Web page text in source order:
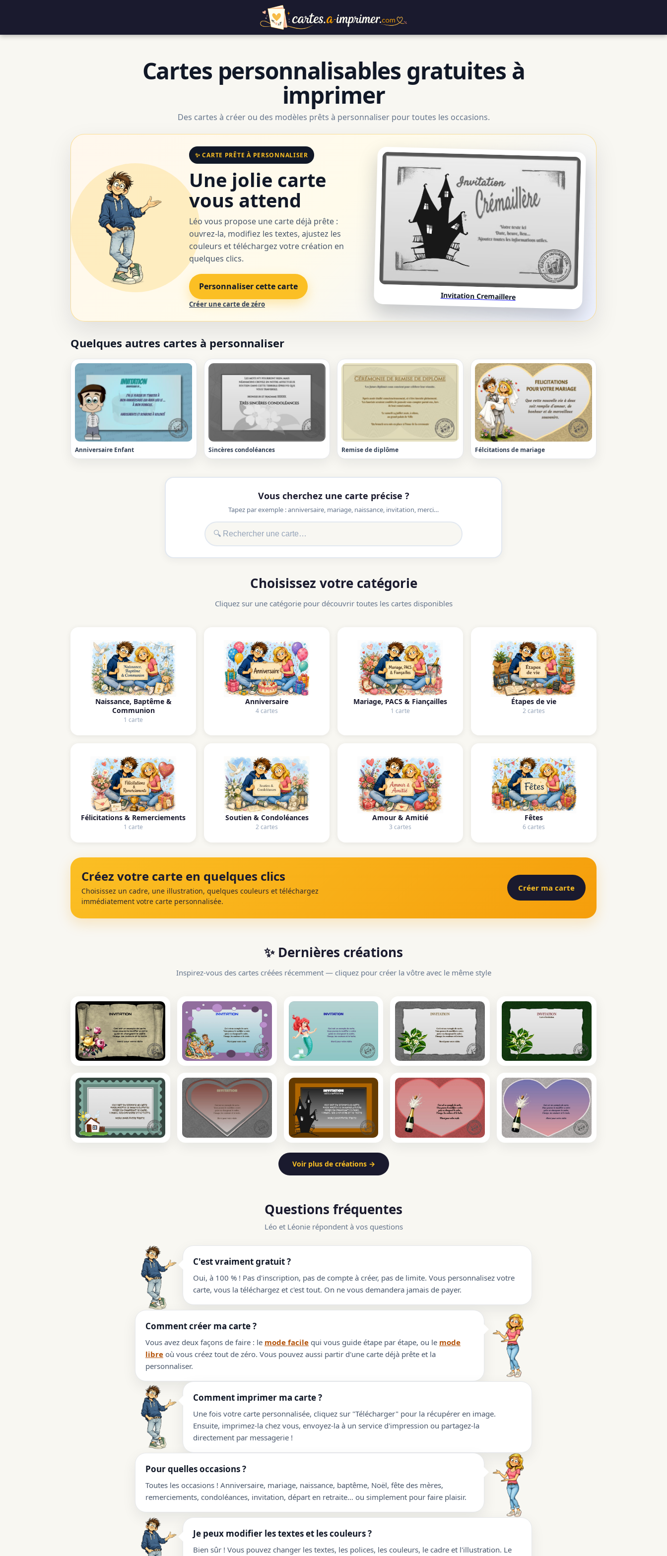
Cartes personnalisables gratuites à
imprimer
Des cartes à créer ou des modèles prêts à personnaliser pour toutes les occasions.
✨ CARTE PRÊTE À PERSONNALISER
Une jolie carte
vous attend
Léo vous propose une carte déjà prête :
ouvrez-la, modifiez les textes, ajustez les
couleurs et téléchargez votre création en
quelques clics.
Personnaliser cette carte
Créer une carte de zéro
Invitation Cremaillere
Quelques autres cartes à personnaliser
Anniversaire Enfant Sincères condoléances Remise de diplôme Félcitations de mariage
Vous cherchez une carte précise ?
Tapez par exemple : anniversaire, mariage, naissance, invitation, merci…
Choisissez votre catégorie
Cliquez sur une catégorie pour découvrir toutes les cartes disponibles
Naissance, Baptême &
Communion
1 carte
Anniversaire
4 cartes
Mariage, PACS & Fiançailles
1 carte
Étapes de vie
2 cartes
Félicitations & Remerciements
1 carte
Soutien & Condoléances
2 cartes
Amour & Amitié
3 cartes
Fêtes
6 cartes
Créez votre carte en quelques clics
Choisissez un cadre, une illustration, quelques couleurs et téléchargez
immédiatement votre carte personnalisée.
Créer ma carte
✨ Dernières créations
Inspirez-vous des cartes créées récemment — cliquez pour créer la vôtre avec le même style
Voir plus de créations →
Questions fréquentes
Léo et Léonie répondent à vos questions
C'est vraiment gratuit ?
Oui, à 100 % ! Pas d'inscription, pas de compte à créer, pas de limite. Vous personnalisez votre
carte, vous la téléchargez et c'est tout. On ne vous demandera jamais de payer.
Comment créer ma carte ?
Vous avez deux façons de faire : le mode facile qui vous guide étape par étape, ou le mode
libre où vous créez tout de zéro. Vous pouvez aussi partir d'une carte déjà prête et la
personnaliser.
Comment imprimer ma carte ?
Une fois votre carte personnalisée, cliquez sur "Télécharger" pour la récupérer en image.
Ensuite, imprimez-la chez vous, envoyez-la à un service d'impression ou partagez-la
directement par messagerie !
Pour quelles occasions ?
Toutes les occasions ! Anniversaire, mariage, naissance, baptême, Noël, fête des mères,
remerciements, condoléances, invitation, départ en retraite… ou simplement pour faire plaisir.
Je peux modifier les textes et les couleurs ?
Bien sûr ! Vous pouvez changer les textes, les polices, les couleurs, le cadre et l'illustration. Le